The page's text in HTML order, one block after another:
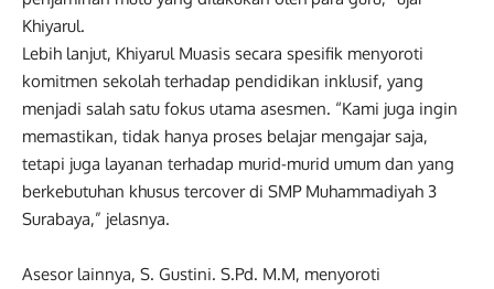
Khiyarul.
Lebih lanjut, Khiyarul Muasis secara spesifik menyoroti
komitmen sekolah terhadap pendidikan inklusif, yang
menjadi salah satu fokus utama asesmen. “Kami juga ingin
memastikan, tidak hanya proses belajar mengajar saja,
tetapi juga layanan terhadap murid-murid umum dan yang
berkebutuhan khusus tercover di SMP Muhammadiyah 3
Surabaya,” jelasnya.
Asesor lainnya, S. Gustini. S.Pd. M.M, menyoroti